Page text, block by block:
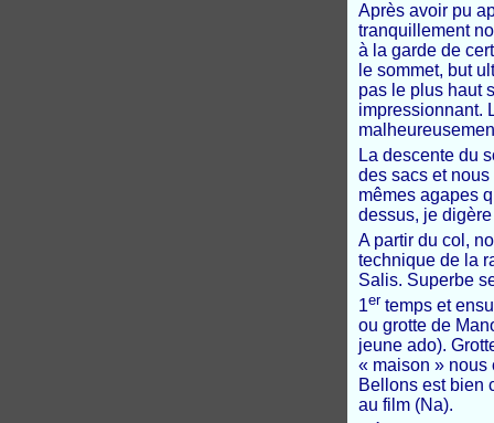
Après avoir pu
tranquillement
à la garde de
le sommet, but
pas le plus haut
impressionnant.
La descente du
des sacs et
mêmes agapes
dessus, je
A partir du col,
technique de la
Salis. Superbe
1er temps et
ou grotte de
jeune ado).
« maison » nous
Bellons est bien
au film (Na).